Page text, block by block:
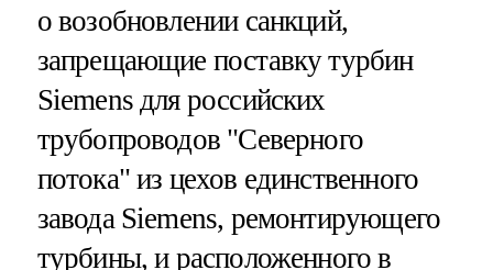
о возобновлении санкций,
запрещающие поставку турбин
Siemens для российских
трубопроводов "Северного
потока" из цехов единственного
завода Siemens, ремонтирующего
турбины, и расположенного в